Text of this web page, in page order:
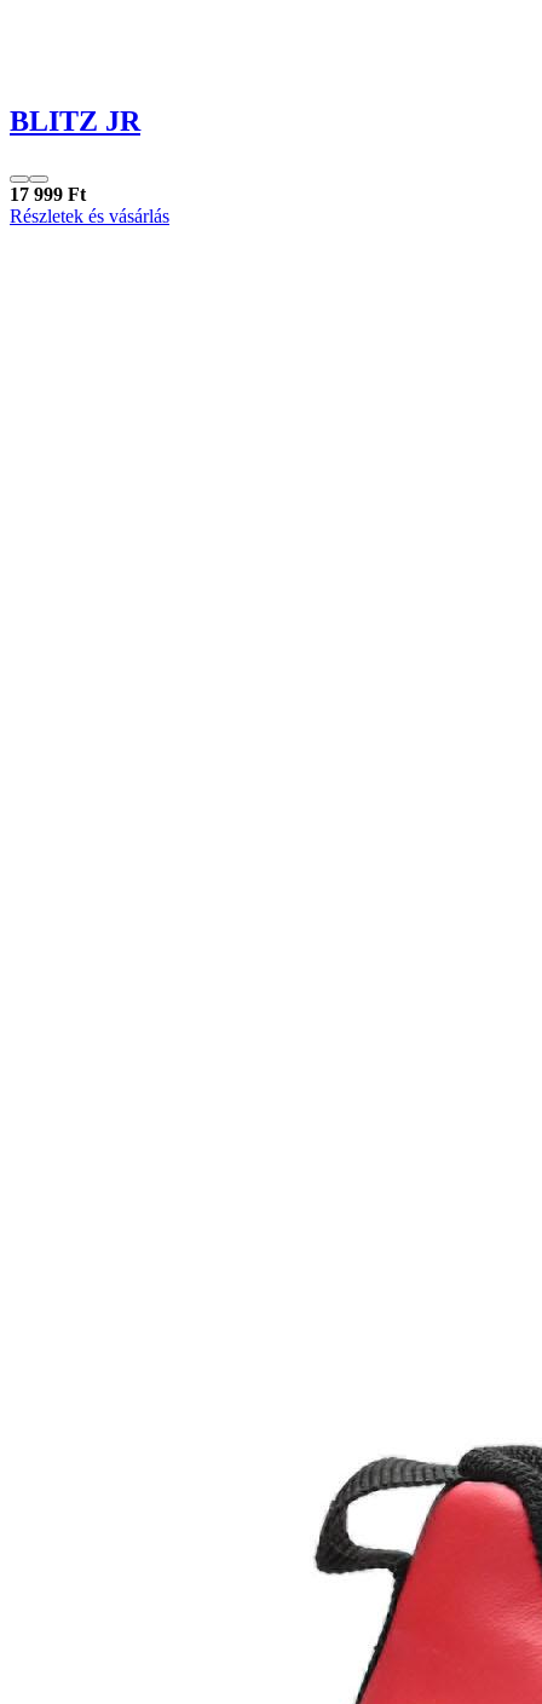
BLITZ JR
17 999 Ft
Részletek és vásárlás